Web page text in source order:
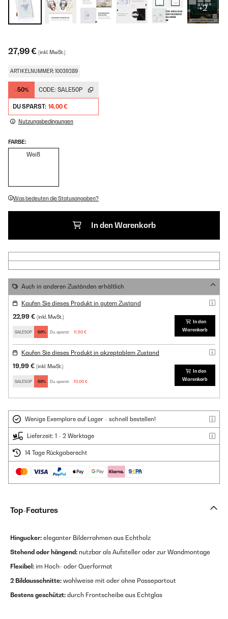
+2
27,99 € (inkl. MwSt.)
ARTIKELNUMMER: 10039289
-50% CODE: SALE50P
DU SPARST: 14,00 €
Nutzungsbedingungen
FARBE:
Weiß
Was bedeuten die Statusangaben?
In den Warenkorb
Auch in anderen Zuständen erhältlich
Kaufen Sie dieses Produkt in gutem Zustand
22,99 € (inkl. MwSt.)
SALE50P -50% Du sparst: 11,50 €
In den
Warenkorb
Kaufen Sie dieses Produkt in akzeptablem Zustand
19,99 € (inkl. MwSt.)
SALE50P -50% Du sparst: 10,00 €
In den
Warenkorb
Wenige Exemplare auf Lager - schnell bestellen!
Lieferzeit: 1 - 2 Werktage
14 Tage Rückgaberecht
Top-Features
Hingucker: eleganter Bilderrahmen aus Echtholz
Stehend oder hängend: nutzbar als Aufsteller oder zur Wandmontage
Flexibel: im Hoch- oder Querformat
2 Bildausschnitte: wahlweise mit oder ohne Passepartout
Bestens geschützt: durch Frontscheibe aus Echtglas